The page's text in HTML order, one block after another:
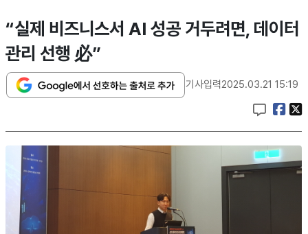
“실제 비즈니스서 AI 성공 거두려면, 데이터
관리 선행 必”
기사입력2025.03.21 15:19